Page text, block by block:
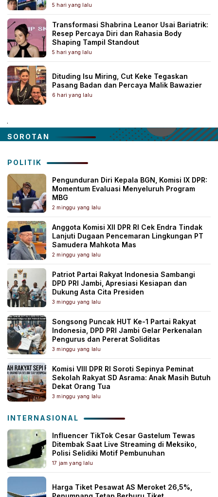
5 hari yang lalu
Transformasi Shabrina Leanor Usai Bariatrik:
Resep Percaya Diri dan Rahasia Body
Shaping Tampil Standout
5 hari yang lalu
Dituding Isu Miring, Cut Keke Tegaskan
Pasang Badan dan Percaya Malik Bawazier
6 hari yang lalu
.
SOROTAN
POLITIK
Pengunduran Diri Kepala BGN, Komisi IX DPR:
Momentum Evaluasi Menyeluruh Program
MBG
2 minggu yang lalu
Anggota Komisi XII DPR RI Cek Endra Tindak
Lanjuti Dugaan Pencemaran Lingkungan PT
Samudera Mahkota Mas
2 minggu yang lalu
Patriot Partai Rakyat Indonesia Sambangi
DPD PRI Jambi, Apresiasi Kesiapan dan
Dukung Asta Cita Presiden
3 minggu yang lalu
Songsong Puncak HUT Ke-1 Partai Rakyat
Indonesia, DPD PRI Jambi Gelar Perkenalan
Pengurus dan Pererat Soliditas
3 minggu yang lalu
Komisi VIII DPR RI Soroti Sepinya Peminat
Sekolah Rakyat SD Asrama: Anak Masih Butuh
Dekat Orang Tua
3 minggu yang lalu
INTERNASIONAL
Influencer TikTok Cesar Gastelum Tewas
Ditembak Saat Live Streaming di Meksiko,
Polisi Selidiki Motif Pembunuhan
17 jam yang lalu
Harga Tiket Pesawat AS Meroket 26,5%,